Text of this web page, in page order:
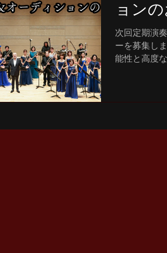
ョン
次回定期演
ーを募集し
能性と高度